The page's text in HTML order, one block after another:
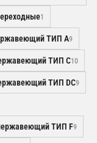
1
ТИП A9
ТИП C10
ТИП DC9
ТИП F9